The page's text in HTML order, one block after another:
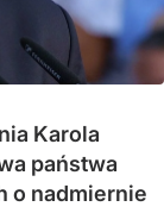
Karola
państwa
o nadmiernie